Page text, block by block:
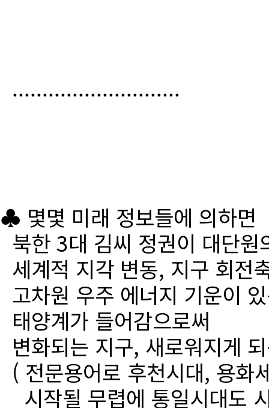
............................
♣ 몇몇 미래 정보들에 의하면
북한 3대 김씨 정권이 대단
세계적 지각 변동, 지구 회전
고차원 우주 에너지 기운이
태양계가 들어감으로써
변화되는 지구, 새로워지게
( 전문용어로 후천시대, 용화
시작될 무렵에 통일시대도